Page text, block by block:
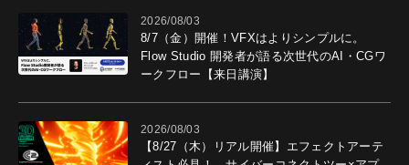
2026/08/03
8/7（金）開催！VFXはよりシンプルに。
Flow Studio 開発者が語る次世代のAI・CGワ
ークフロー【来日講演】
2026/08/03
【8/27（木）リアル開催】エフェクトアーテ